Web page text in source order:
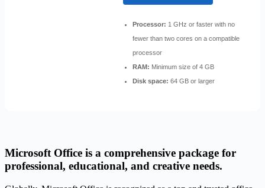
Processor: 1 GHz or faster with no
fewer than two cores on a compatible
processor
RAM: Minimum size of 4 GB
Disk space: 64 GB or larger
Microsoft Office is a comprehensive package for
professional, educational, and creative needs.